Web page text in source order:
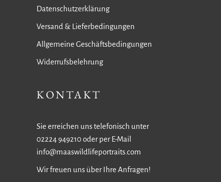
Datenschutzerklärung
Versand & Lieferbedingungen
Allgemeine Geschäftsbedingungen
Widerrufsbelehrung
KONTAKT
Sie erreichen uns telefonisch unter
02224 949210 oder per E-Mail
info@maaswildlifeportraits.com
Wir freuen uns über Ihre Anfragen!